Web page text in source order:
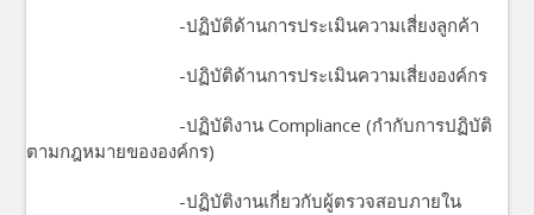
-ปฏิบัติด้านการประเมินความเสี่ยงลูกค้า
-ปฏิบัติด้านการประเมินความเสี่ยงองค์กร
-ปฏิบัติงาน Compliance (กำกับการปฏิบัติ
ตามกฎหมายขององค์กร)
-ปฏิบัติงานเกี่ยวกับผู้ตรวจสอบภายใน